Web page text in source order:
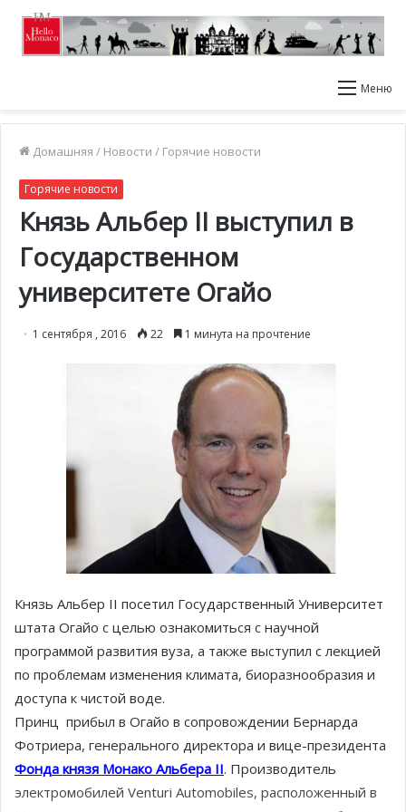
Меню
Домашняя / Новости / Горячие новости
Горячие новости
Князь Альбер II выступил в
Государственном
университете Огайо
1 сентября , 2016 22 1 минута на прочтение
Князь Альбер II посетил Государственный Университет
штата Огайо с целью ознакомиться с научной
программой развития вуза, а также выступил с лекцией
по проблемам изменения климата, биоразнообразия и
доступа к чистой воде.
Принц прибыл в Огайо в сопровождении Бернарда
Фотриера, генерального директора и вице-президента
Фонда князя Монако Альбера II. Производитель
электромобилей Venturi Automobiles, расположенный в